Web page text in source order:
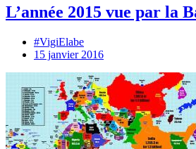
L’année 2015 vue par la
#VigiElabe
15 janvier 2016